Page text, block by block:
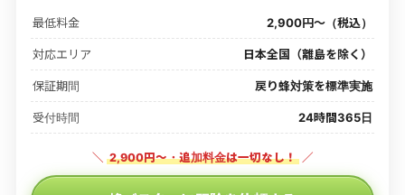
最低料金 2,900円〜（税込）
対応エリア 日本全国（離島を除く）
保証期間 戻り蜂対策を標準実施
受付時間 24時間365日
＼ 2,900円〜・追加料金は一切なし！ ／